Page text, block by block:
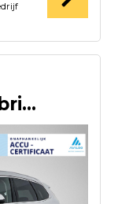
xDrive25e Plug-In Hybrid PANORAMADAK | EL. BED. STOEL | MASS